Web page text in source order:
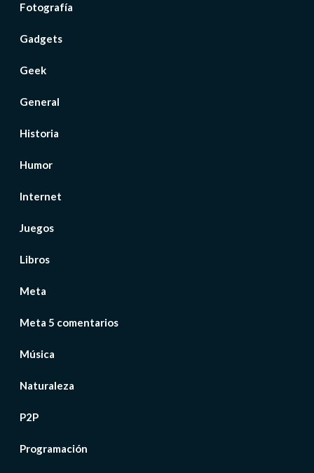
Fotografía
Gadgets
Geek
General
Historia
Humor
Internet
Juegos
Libros
Meta
Meta 5 comentarios
Música
Naturaleza
P2P
Programación